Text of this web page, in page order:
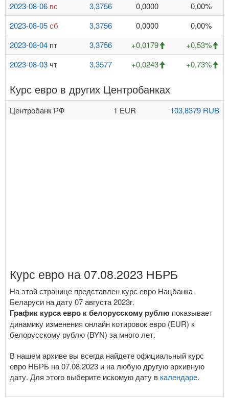
2023-08-06 вс 3,3756 0,0000
0,00%
2023-08-05сб 3,3756 0,0000
0,00%
2023-08-04 пт 3,3756 +0,0179
+0,53%
2023-08-03 чт 3,3577 +0,0243 +0,73%
Курс евро в других Центробанках
Центробанк РФ 1 EUR 103,8379 RUB
Курс евро на 07.08.2023 НБРБ
На этой странице представлен курс евро Нацбанка
Беларуси на дату 07 августа 2023г.
График курса евро к белорусскому рублю показывает
динамику изменения онлайн котировок евро (EUR) к
белорусскому рублю (BYN) за много лет.
В нашем архиве вы всегда найдете официальный курс
евро НБРБ на 07.08.2023 и на любую другую архивную
дату. Для этого выберите искомую дату в календаре.